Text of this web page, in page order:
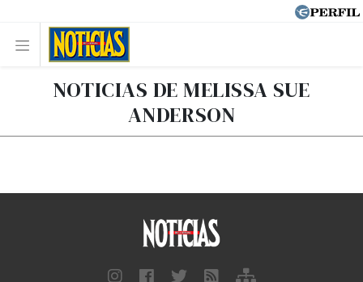
NOTICIAS DE MELISSA SUE
ANDERSON